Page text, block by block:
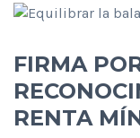
FIRMA
RENTA